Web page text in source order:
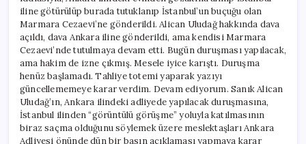
iline götürülüp burada tutuklanıp İstanbul’un buçuğu olan
Marmara Cezaevi’ne gönderildi. Alican Uludağ hakkında dava
açıldı, dava Ankara iline gönderildi, ama kendisi Marmara
Cezaevi’nde tutulmaya devam etti. Bugün duruşması yapılacak,
ama hakim de izne çıkmış. Mesele iyice karıştı. Duruşma
henüz başlamadı. Tahliye totemi yaparak yazıyı
güncellememeye karar verdim. Devam ediyorum. Sanık Alican
Uludağ’ın, Ankara ilindeki adliyede yapılacak duruşmasına,
İstanbul ilinden “görüntülü görüşme” yoluyla katılmasının
biraz saçma olduğunu söylemek üzere meslektaşları Ankara
Adliyesi önünde dün bir basın açıklaması yapmaya karar